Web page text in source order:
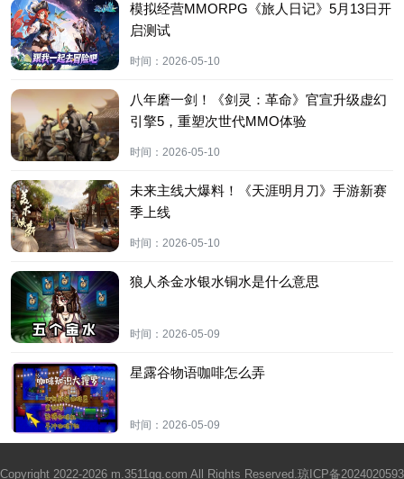
模拟经营MMORPG《旅人日记》5月13日开
启测试
时间： 2026-05-10
八年磨一剑！《剑灵：革命》官宣升级虚幻
引擎5，重塑次世代MMO体验
时间： 2026-05-10
未来主线大爆料！《天涯明月刀》手游新赛
季上线
时间： 2026-05-10
狼人杀金水银水铜水是什么意思
时间： 2026-05-09
星露谷物语咖啡怎么弄
时间： 2026-05-09
Copyright 2022-2026 m.3511gg.com All Rights Reserved.琼ICP备2024020593